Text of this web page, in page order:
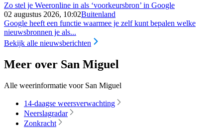
Zo stel je Weeronline in als ‘voorkeursbron’ in Google
02 augustus 2026, 10:02Buitenland
Google heeft een functie waarmee je zelf kunt bepalen welke
nieuwsbronnen je als...
Bekijk alle nieuwsberichten
Meer over San Miguel
Alle weerinformatie voor San Miguel
14-daagse weersverwachting
Neerslagradar
Zonkracht